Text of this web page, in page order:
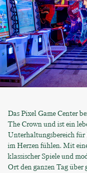
Das Pixel Game Center
The Crown und ist ein
Unterhaltungsbereich für
im Herzen fühlen. Mit
klassischer Spiele und
Ort den ganzen Tag über